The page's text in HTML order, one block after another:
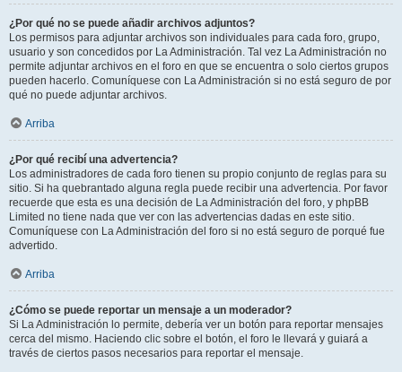
¿Por qué no se puede añadir archivos adjuntos?
Los permisos para adjuntar archivos son individuales para cada foro, grupo,
usuario y son concedidos por La Administración. Tal vez La Administración no
permite adjuntar archivos en el foro en que se encuentra o solo ciertos grupos
pueden hacerlo. Comuníquese con La Administración si no está seguro de por
qué no puede adjuntar archivos.
Arriba
¿Por qué recibí una advertencia?
Los administradores de cada foro tienen su propio conjunto de reglas para su
sitio. Si ha quebrantado alguna regla puede recibir una advertencia. Por favor
recuerde que esta es una decisión de La Administración del foro, y phpBB
Limited no tiene nada que ver con las advertencias dadas en este sitio.
Comuníquese con La Administración del foro si no está seguro de porqué fue
advertido.
Arriba
¿Cómo se puede reportar un mensaje a un moderador?
Si La Administración lo permite, debería ver un botón para reportar mensajes
cerca del mismo. Haciendo clic sobre el botón, el foro le llevará y guiará a
través de ciertos pasos necesarios para reportar el mensaje.